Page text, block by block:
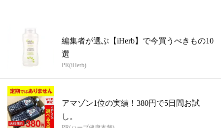
編集者が選ぶ【iHerb】で今買うべきもの10
選
PR(iHerb)
アマゾン1位の実績！380円で5日間お試
し。